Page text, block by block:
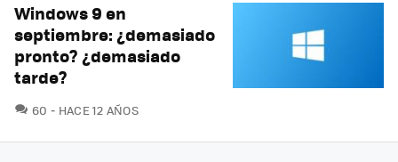
Windows 9 en
septiembre: ¿demasiado
pronto? ¿demasiado
tarde?
60 COMENTARIOS
HACE 12 AÑOS